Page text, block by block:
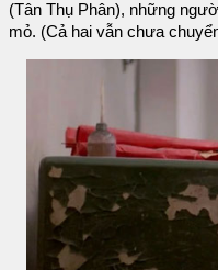
(Tân Thụ Phân), những
mỏ. (Cả hai vẫn chưa